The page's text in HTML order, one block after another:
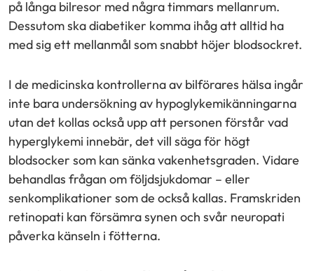
på långa bilresor med några timmars mellanrum.
Dessutom ska diabetiker komma ihåg att alltid ha
med sig ett mellanmål som snabbt höjer blodsockret.
I de medicinska kontrollerna av bilförares hälsa ingår
inte bara undersökning av hypoglykemikänningarna
utan det kollas också upp att personen förstår vad
hyperglykemi innebär, det vill säga för högt
blodsocker som kan sänka vakenhetsgraden. Vidare
behandlas frågan om följdsjukdomar – eller
senkomplikationer som de också kallas. Framskriden
retinopati kan försämra synen och svår neuropati
påverka känseln i fötterna.